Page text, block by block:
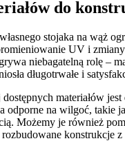
do
stojaka na wąż
UV i
niebagatelną rolę –
długotrwałe i
materiałów
odporne na wilgoć, takie
Możemy je również
konstrukcje